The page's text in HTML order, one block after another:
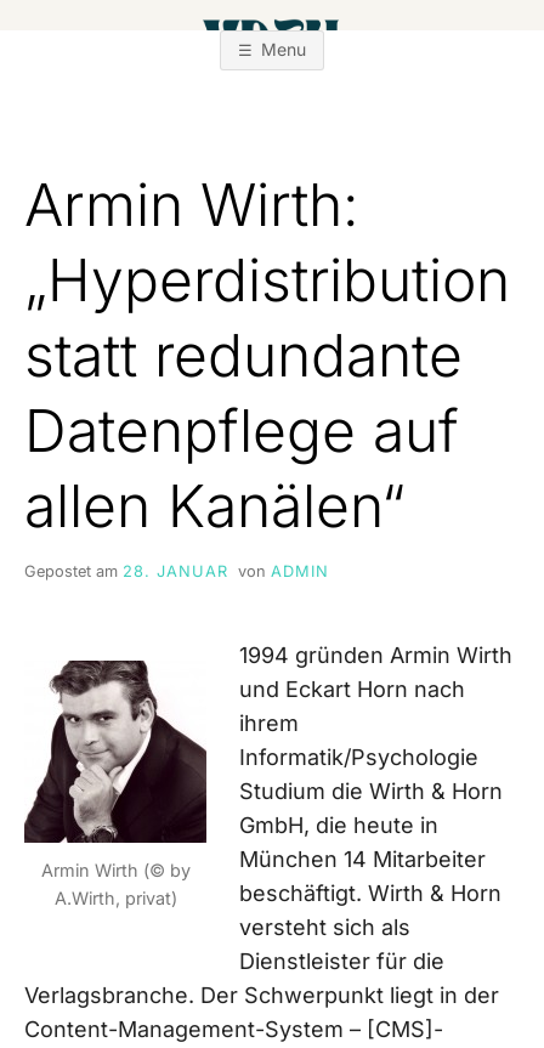
Menu
Armin Wirth:
„Hyperdistribution
statt redundante
Datenpflege auf
allen Kanälen“
Gepostet am 28. JANUAR von ADMIN
Armin Wirth (© by
A.Wirth, privat)
1994 gründen Armin Wirth
und Eckart Horn nach
ihrem
Informatik/Psychologie
Studium die Wirth & Horn
GmbH, die heute in
München 14 Mitarbeiter
beschäftigt. Wirth & Horn
versteht sich als
Dienstleister für die
Verlagsbranche. Der Schwerpunkt liegt in der
Content-Management-System – [CMS]-